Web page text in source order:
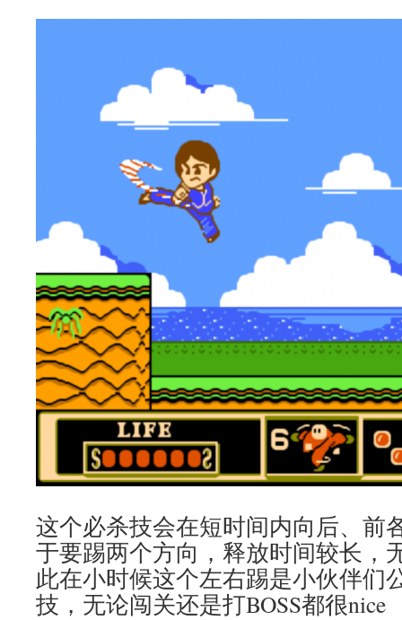
这个必杀技会在短时间内向后、前
于要踢两个方向，释放时间较长，
此在小时候这个左右踢是小伙伴们
技，无论闯关还是打BOSS都很nice